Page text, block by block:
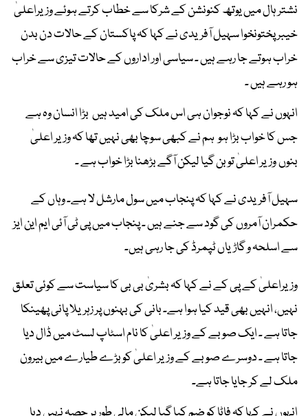
نشتر ہال میں یوتھ کنونشن کے شرکا سے خطاب کرتے ہوئے وزیراعلیٰ
خیبر پختونخوا سہیل آفریدی نے کہا کہ پاکستان کے حالات دن بدن
خراب ہوتے جا رہے ہیں ۔ سیاسی اور اداروں کے حالات تیزی سے خراب
ہو رہے ہیں ۔
انہوں نے کہا کہ نوجوان ہی اس ملک کی امید ہیں بڑا انسان وہ ہے
جس کا خواب بڑا ہو ہم نے کبھی سوچا بھی نہیں تھا کہ وزیر اعلیٰ
بنوں وزیر اعلیٰ تو بن گیا لیکن آگے بڑھنا بڑا خواب ہے ۔
سہیل آفریدی نے کہا کہ پنجاب میں سول مارشل لا ہے۔ وہاں کے
حکمران آمروں کی گود سے جنے ہیں ۔ پنجاب میں پی ٹی آئی ایم این ایز
سے اسلحہ و گاڑیاں ٹپمرڈ کی جا رہی ہیں۔
وزیراعلیٰ کے پی کے نے کہا کہ بشریٰ بی بی کا سیاست سے کوئی تعلق
نہیں، انہیں بھی قید کیا ہوا ہے۔ بانی کی بہنوں پر زہریلا پانی پھینکا
جاتا ہے ۔ ایک صوبے کے وزیر اعلیٰ کا نام اسٹاپ لسٹ میں ڈال دیا
جاتا ہے ۔ دوسرے صوبے کے وزیر اعلیٰ کو بڑے طیارے میں بیرون
ملک لے کر جایا جاتا ہے۔